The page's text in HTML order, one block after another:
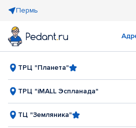
Пермь
ТРЦ "Планета"
ТРЦ "iMALL Эспланада"
ТЦ "Земляника"